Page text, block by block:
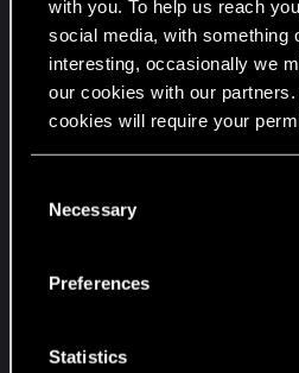
with you. To help us reach
social media, with something
interesting, occasionally we
our cookies with our
cookies will require your
and tweak your preferences
Necessary
Preferences
Statistics
zawartości, ostrzeżeniem
dostępu (włącznie ze stałą
Jeśli widzisz zawartość lub
naruszających te zasady, daj
jest dostępny pod każdym
egzekwować regulaminu!
komentowane. Jeśli masz